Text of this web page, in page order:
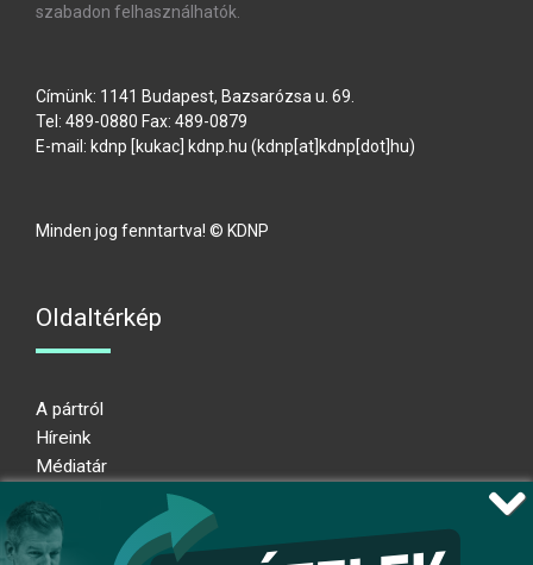
szabadon felhasználhatók.
Címünk: 1141 Budapest, Bazsarózsa u. 69.
Tel: 489-0880 Fax: 489-0879
E-mail: kdnp [kukac] kdnp hu (kdnp[at]kdnp[dot]hu)
Minden jog fenntartva! © KDNP
Oldaltérkép
A pártról
Híreink
Médiatár
Adatkezelési nyilatkozat
Átláthatósági nyilatkozat